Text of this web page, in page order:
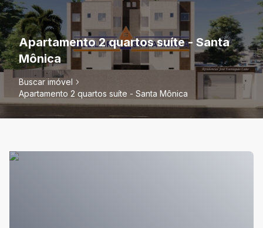
Apartamento 2 quartos suíte - Santa
Mônica
Buscar imóvel
Apartamento 2 quartos suíte - Santa Mônica